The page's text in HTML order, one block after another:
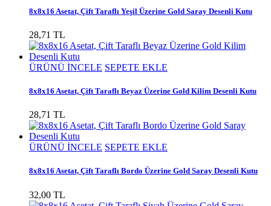
8x8x16 Asetat, Çift Taraflı Yeşil Üzerine Gold Saray Desenli Kutu
28,71 TL
ÜRÜNÜ İNCELE SEPETE EKLE
8x8x16 Asetat, Çift Taraflı Beyaz Üzerine Gold Kilim Desenli Kutu
28,71 TL
ÜRÜNÜ İNCELE SEPETE EKLE
8x8x16 Asetat, Çift Taraflı Bordo Üzerine Gold Saray Desenli Kutu
32,00 TL